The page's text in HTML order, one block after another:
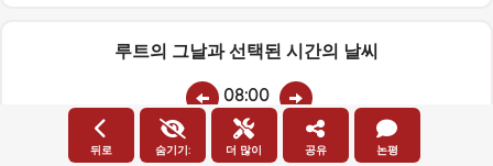
루트의 그날과 선택된 시간의 날씨
08:00
온도 비평균 습도: 풍속: 풍향:
뒤로 숨기기: 더 많이 공유 논평